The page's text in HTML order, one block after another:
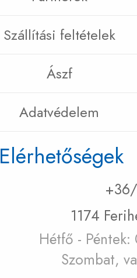
Szállítási feltételek
Ászf
Adatvédelem
Elérhetőségek
1174
Hétfő -
Szombat,